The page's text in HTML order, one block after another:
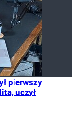
pierwszy
uczył